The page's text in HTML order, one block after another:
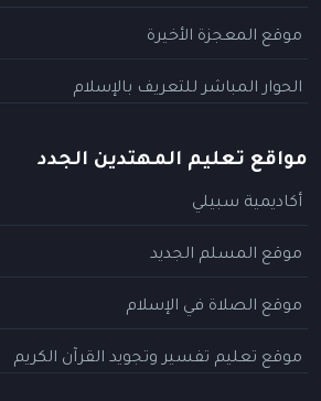
موقع المعجزة الأخيرة
الحوار المباشر للتعريف بالإسلام
مواقع تعليم المهتدين الجدد
أكاديمية سبيلي
موقع المسلم الجديد
موقع الصلاة في الإسلام
موقع تعليم تفسير وتجويد القرآن الكريم